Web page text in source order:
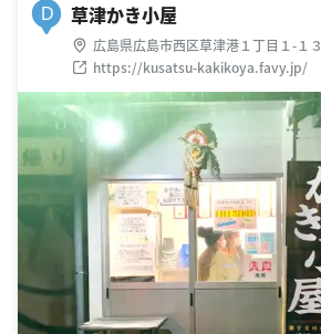
D 草津かき小屋
広島県広島市西区草津港１丁目１-１３
https://kusatsu-kakikoya.favy.jp/